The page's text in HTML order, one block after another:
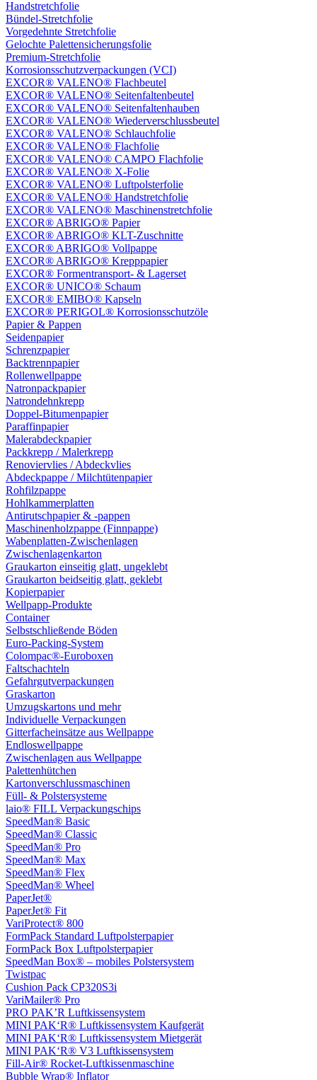
Handstretchfolie
Bündel-Stretchfolie
Vorgedehnte Stretchfolie
Gelochte Palettensicherungsfolie
Premium-Stretchfolie
Korrosionsschutzverpackungen (VCI)
EXCOR® VALENO® Flachbeutel
EXCOR® VALENO® Seitenfaltenbeutel
EXCOR® VALENO® Seitenfaltenhauben
EXCOR® VALENO® Wiederverschlussbeutel
EXCOR® VALENO® Schlauchfolie
EXCOR® VALENO® Flachfolie
EXCOR® VALENO® CAMPO Flachfolie
EXCOR® VALENO® X-Folie
EXCOR® VALENO® Luftpolsterfolie
EXCOR® VALENO® Handstretchfolie
EXCOR® VALENO® Maschinenstretchfolie
EXCOR® ABRIGO® Papier
EXCOR® ABRIGO® KLT-Zuschnitte
EXCOR® ABRIGO® Vollpappe
EXCOR® ABRIGO® Krepppapier
EXCOR® Formentransport- & Lagerset
EXCOR® UNICO® Schaum
EXCOR® EMIBO® Kapseln
EXCOR® PERIGOL® Korrosionsschutzöle
Papier & Pappen
Seidenpapier
Schrenzpapier
Backtrennpapier
Rollenwellpappe
Natronpackpapier
Natrondehnkrepp
Doppel-Bitumenpapier
Paraffinpapier
Malerabdeckpapier
Packkrepp / Malerkrepp
Renoviervlies / Abdeckvlies
Abdeckpappe / Milchtütenpapier
Rohfilzpappe
Hohlkammerplatten
Antirutschpapier & -pappen
Maschinenholzpappe (Finnpappe)
Wabenplatten-Zwischenlagen
Zwischenlagenkarton
Graukarton einseitig glatt, ungeklebt
Graukarton beidseitig glatt, geklebt
Kopierpapier
Wellpapp-Produkte
Container
Selbstschließende Böden
Euro-Packing-System
Colompac®-Euroboxen
Faltschachteln
Gefahrgutverpackungen
Graskarton
Umzugskartons und mehr
Individuelle Verpackungen
Gitterfacheinsätze aus Wellpappe
Endloswellpappe
Zwischenlagen aus Wellpappe
Palettenhütchen
Kartonverschlussmaschinen
Füll- & Polstersysteme
laio® FILL Verpackungschips
SpeedMan® Basic
SpeedMan® Classic
SpeedMan® Pro
SpeedMan® Max
SpeedMan® Flex
SpeedMan® Wheel
PaperJet®
PaperJet® Fit
VariProtect® 800
FormPack Standard Luftpolsterpapier
FormPack Box Luftpolsterpapier
SpeedMan Box® – mobiles Polstersystem
Twistpac
Cushion Pack CP320S3i
VariMailer® Pro
PRO PAK’R Luftkissensystem
MINI PAK‘R® Luftkissensystem Kaufgerät
MINI PAK‘R® Luftkissensystem Mietgerät
MINI PAK‘R® V3 Luftkissensystem
Fill-Air® Rocket-Luftkissenmaschine
Bubble Wrap® Inflator